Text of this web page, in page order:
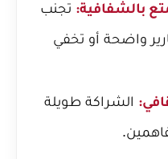
بالشفافية: تجنب
واضحة أو تخفي
الشراكة طويلة